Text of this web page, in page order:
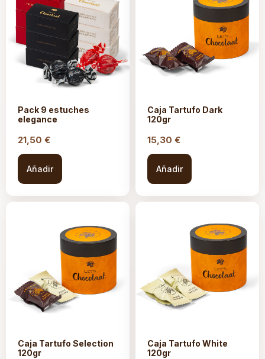
Pack 9 estuches
elegance
21,50 €
Añadir
Caja Tartufo Dark
120gr
15,30 €
Añadir
Caja Tartufo Selection
120gr
Caja Tartufo White
120gr